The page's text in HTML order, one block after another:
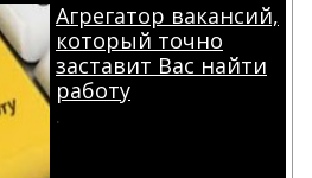
Агрегатор вакансий,
который точно
заставит Вас найти
работу
.